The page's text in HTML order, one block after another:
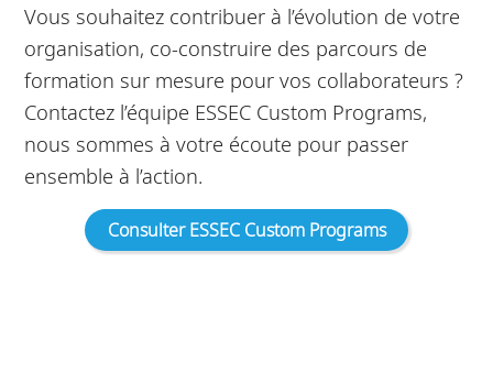
Vous souhaitez contribuer à l’évolution de votre
organisation, co-construire des parcours de
formation sur mesure pour vos collaborateurs ?
Contactez l’équipe ESSEC Custom Programs,
nous sommes à votre écoute pour passer
ensemble à l’action.
Consulter ESSEC Custom Programs